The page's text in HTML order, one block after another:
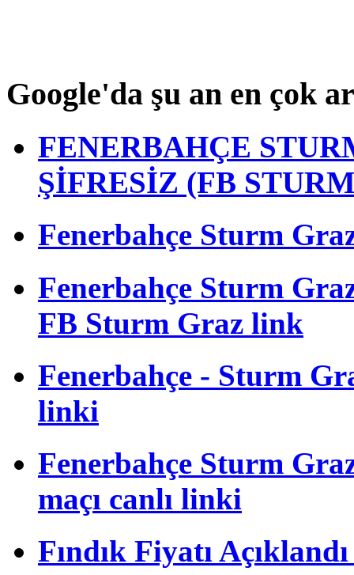
Google'da şu an en çok
FENERBAHÇE
ŞİFRESİZ (FB
Fenerbahçe Sturm
Fenerbahçe Sturm
FB Sturm Graz link
Fenerbahçe - Sturm
linki
Fenerbahçe Sturm
maçı canlı linki
Fındık Fiyatı